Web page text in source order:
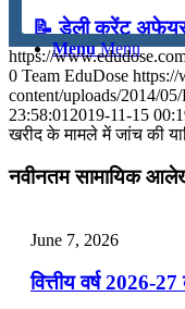
Menu Menu
📝 डेली करेंट
July 31, 2026
📝 डेली करेंट
July 25, 2026
📝 डेली करेंट
https://
0 Team EduDose https://
content/uploads/2014/
23:58:01 2019-11-15
खरीद के मामले में जांच की
नवीनतम सामायिक
June 7, 2026
वित्तीय वर्ष 2026-27